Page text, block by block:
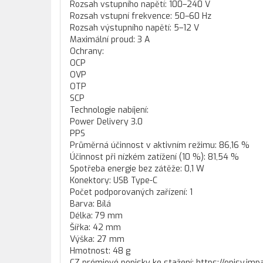
Rozsah vstupního napětí: 100–240 V
Rozsah vstupní frekvence: 50–60 Hz
Rozsah výstupního napětí: 5–12 V
Maximální proud: 3 A
Ochrany:
OCP
OVP
OTP
SCP
Technologie nabíjení:
Power Delivery 3.0
PPS
Průměrná účinnost v aktivním režimu: 86,16 %
Účinnost při nízkém zatížení (10 %): 81,54 %
Spotřeba energie bez zátěže: 0,1 W
Konektory: USB Type-C
Počet podporovaných zařízení: 1
Barva: Bílá
Délka: 79 mm
Šířka: 42 mm
Výška: 27 mm
Hmotnost: 48 g